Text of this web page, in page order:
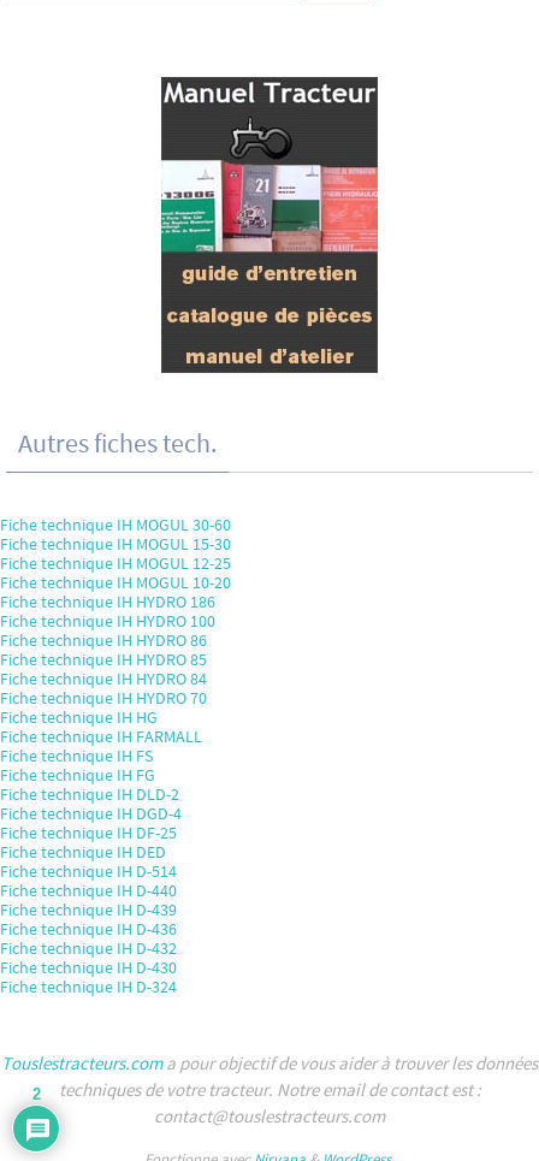
Autres fiches tech.
Fiche technique IH MOGUL 30-60
Fiche technique IH MOGUL 15-30
Fiche technique IH MOGUL 12-25
Fiche technique IH MOGUL 10-20
Fiche technique IH HYDRO 186
Fiche technique IH HYDRO 100
Fiche technique IH HYDRO 86
Fiche technique IH HYDRO 85
Fiche technique IH HYDRO 84
Fiche technique IH HYDRO 70
Fiche technique IH HG
Fiche technique IH FARMALL
Fiche technique IH FS
Fiche technique IH FG
Fiche technique IH DLD-2
Fiche technique IH DGD-4
Fiche technique IH DF-25
Fiche technique IH DED
Fiche technique IH D-514
Fiche technique IH D-440
Fiche technique IH D-439
Fiche technique IH D-436
Fiche technique IH D-432
Fiche technique IH D-430
Fiche technique IH D-324
Touslestracteurs.coma pour objectif de vous aider à trouver les données
techniques de votre tracteur. Notre email de contact est :
contact@touslestracteurs.com
2